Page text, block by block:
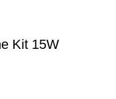
Kit 15W